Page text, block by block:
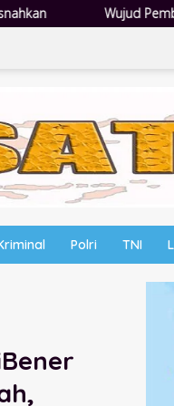
Sosial: Pemkab
Polri TNI